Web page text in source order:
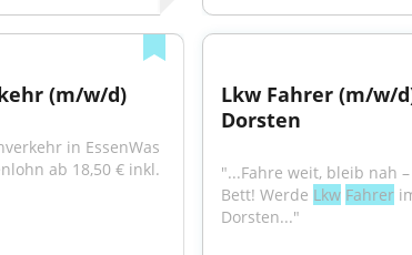
(m/w/d)
in EssenWas
ab 18,50 € inkl.
Lkw Fahrer (m/w/
Dorsten
"...Fahre weit, bleib nah
Bett! Werde Lkw Fahrer
Dorsten..."